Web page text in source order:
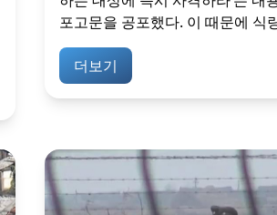
포고문을 공포했다. 이 때문에 식
더보기